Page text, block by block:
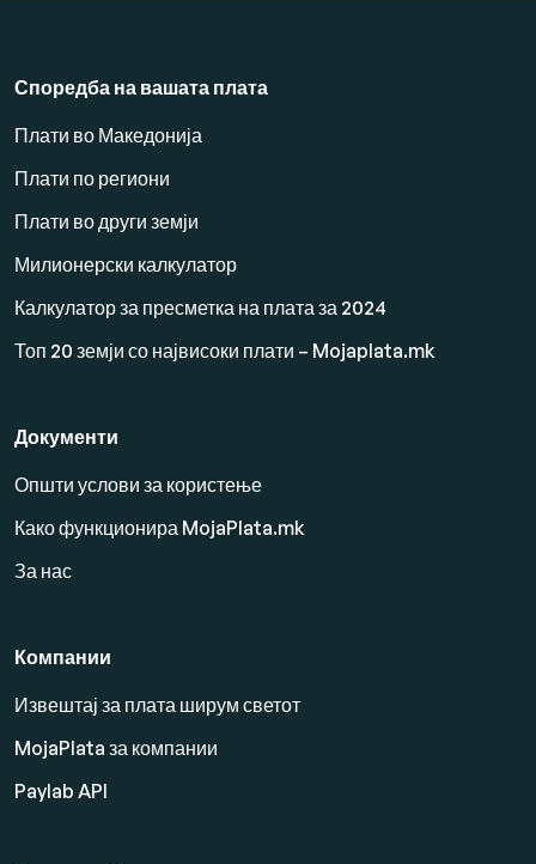
Споредба на вашата плата
Плати во Македонија
Плати по региони
Плати во други земји
Милионерски калкулатор
Калкулатор за пресметка на плата за 2024
Топ 20 земји со највисоки плати – Mojaplata.mk
Документи
Општи услови за користење
Како функционира MojaPlata.mk
За нас
Компании
Извештај за плата ширум светот
MojaPlata за компании
Paylab API